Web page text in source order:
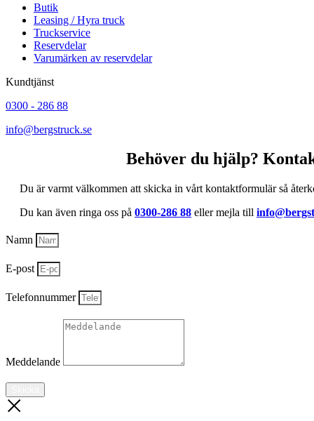
Butik
Leasing / Hyra truck
Truckservice
Reservdelar
Varumärken av reservdelar
Kundtjänst
0300 - 286 88
info@bergstruck.se
Behöver du hjälp?
Du är varmt välkommen att skicka in vårt kontaktformulär så
Du kan även ringa oss på 0300-286 88 eller mejla till
Namn
E-post
Telefonnummer
Meddelande